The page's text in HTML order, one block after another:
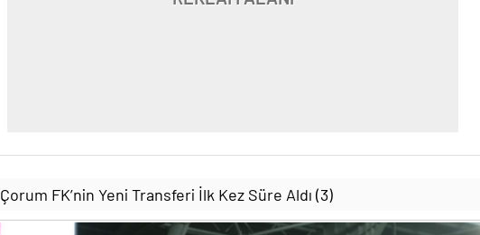
Çorum FK’nin Yeni Transferi İlk Kez Süre Aldı (3)